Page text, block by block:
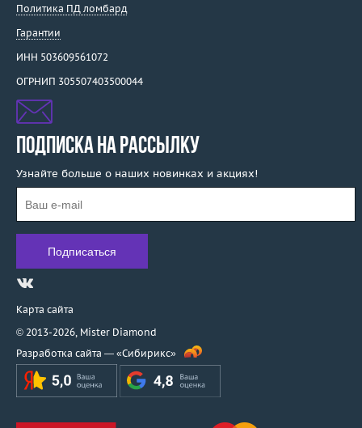
Политика ПД ломбард
Гарантии
ИНН 503609561072
ОГРНИП 305507403500044
ПОДПИСКА НА РАССЫЛКУ
Узнайте больше о наших новинках и акциях!
Карта сайта
© 2013-2026, Mister Diamond
Разработка сайта — «Сибирикс»